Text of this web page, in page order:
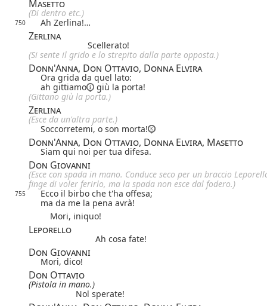
Masetto
(Di dentro etc.)
750 Ah Zerlina!…
Zerlina
Scellerato!
(Si sente il grido e lo strepito dalla parte opposta.)
Donn'Anna, Don Ottavio, Donna Elvira
Ora grida da quel lato:
ah gittiamo
giù la porta!
(Gittano giù la porta.)
Zerlina
(Esce da un'altra parte.)
Soccorretemi, o son morta!
Donn'Anna, Don Ottavio, Donna Elvira, Masetto
Siam qui noi per tua difesa.
Don Giovanni
(Esce con spada in mano. Conduce seco per un braccio
finge di voler ferirlo, ma la spada non esce dal fodero.)
755
Ecco il birbo che t'ha offesa;
ma da me la pena avrà!
Mori, iniquo!
Leporello
Ah cosa fate!
Don Giovanni
Mori, dico!
Don Ottavio
(Pistola in mano.)
Nol sperate!